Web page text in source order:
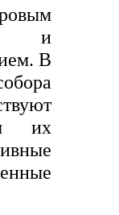
и
В
их